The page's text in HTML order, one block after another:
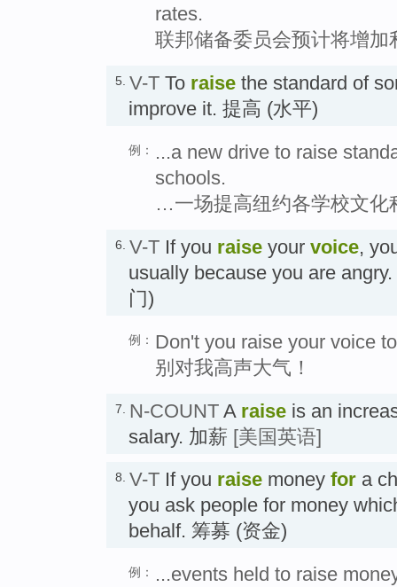
rates.
联邦储备委员会预计将增加
5. V-T To raise the standard of
improve it. 提高 (水平)
例：
...a new drive to raise
schools.
…一场提高纽约各学校文化
6. V-T If you raise your voice,
usually because you are
门)
例： Don't you raise your voice
别对我高声大气！
7. N-COUNT A raise is an
salary. 加薪 [美国英语]
8. V-T If you raise money for a
you ask people for money
behalf. 筹募 (资金)
例：
...events held to raise